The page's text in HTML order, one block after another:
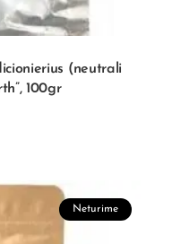
(neutrali
100gr
Neturime